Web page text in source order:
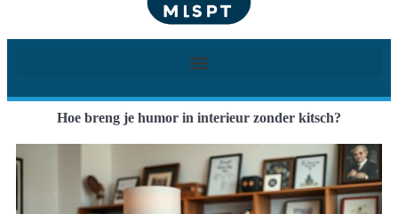
Hoe breng je humor in interieur zonder kitsch?